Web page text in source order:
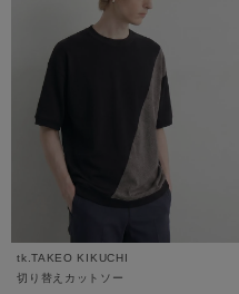
tk.TAKEO KIKUCHI
切り替えカットソー